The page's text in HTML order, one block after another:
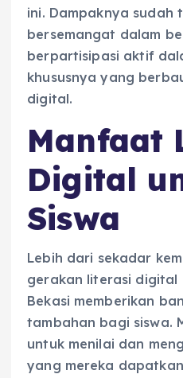
ini. Dampaknya sudah
bersemangat dalam
berpartisipasi aktif
khususnya yang
digital.
Manfaat
Digital
Siswa
Lebih dari sekadar
gerakan literasi digital
Bekasi memberikan
tambahan bagi siswa.
untuk menilai dan
yang mereka